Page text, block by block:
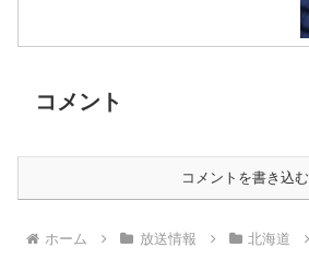
コメント
コメントを書き込む
ホーム 放送情報 北海道